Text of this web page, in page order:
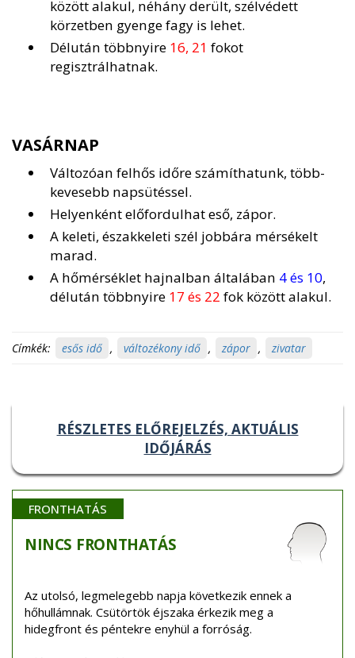
között alakul, néhány derült, szélvédett
körzetben gyenge fagy is lehet.
Délután többnyire 16, 21 fokot
regisztrálhatnak.
VASÁRNAP
Változóan felhős időre számíthatunk, több-
kevesebb napsütéssel.
Helyenként előfordulhat eső, zápor.
A keleti, északkeleti szél jobbára mérsékelt
marad.
A hőmérséklet hajnalban általában 4 és 10,
délután többnyire 17 és 22 fok között alakul.
Címkék: esős idő , változékony idő , zápor , zivatar
RÉSZLETES ELŐREJELZÉS, AKTUÁLIS
IDŐJÁRÁS
FRONTHATÁS
NINCS FRONTHATÁS
Az utolsó, legmelegebb napja következik ennek a
hőhullámnak. Csütörtök éjszaka érkezik meg a
hidegfront és péntekre enyhül a forróság.